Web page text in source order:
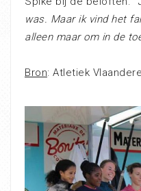
was. Maar ik vind het
alleen maar om in de
Bron: Atletiek